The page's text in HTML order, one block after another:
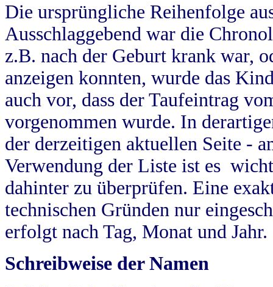
Die ursprüngliche Reihenfolge
Ausschlaggebend war die
z.B. nach der Geburt krank war,
anzeigen konnten, wurde das
auch vor, dass der Taufeintrag
vorgenommen wurde. In
der derzeitigen aktuellen Seite -
Verwendung der Liste ist es
dahinter zu überprüfen. Eine
technischen Gründen nur
erfolgt nach Tag, Monat und Jahr.
Schreibweise der Namen